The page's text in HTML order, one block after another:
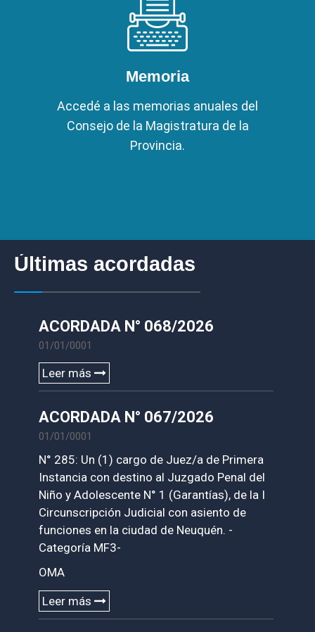
Memoria
Accedé a las memorias anuales del
Consejo de la Magistratura de la
Provincia.
Últimas acordadas